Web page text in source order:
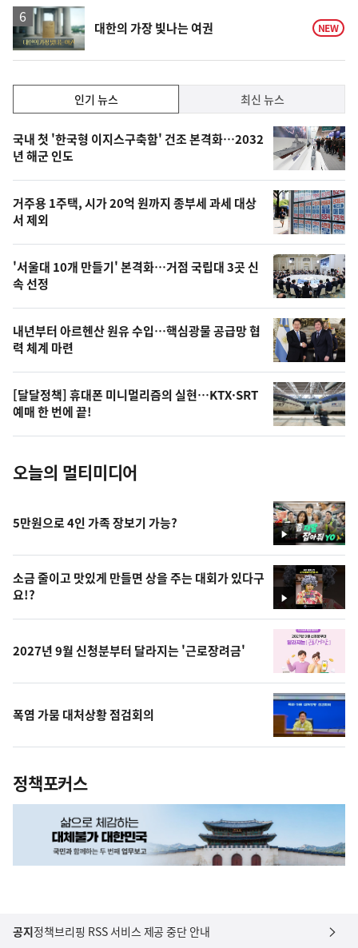
영
상
대한의 가장 빛나는 여권 NEW
인
기,
최
신,
오
늘
의
영
상
오
늘
의
사
진
인기 뉴스 최신 뉴스
인
기
뉴
스
국내 첫 '한국형 이지스구축함' 건조 본격화…2032
년 해군 인도
거주용 1주택, 시가 20억 원까지 종부세 과세 대상
서 제외
'서울대 10개 만들기' 본격화…거점 국립대 3곳 신
속 선정
내년부터 아르헨산 원유 수입…핵심광물 공급망 협
력 체계 마련
[달달정책] 휴대폰 미니멀리즘의 실현…KTX·SRT
예매 한 번에 끝!
오늘의 멀티미디어
영
상
5만원으로 4인 가족 장보기 가능?
영
상
소금 줄이고 맛있게 만들면 상을 주는 대회가 있다구
요!?
2027년 9월 신청분부터 달라지는 '근로장려금'
폭염 가뭄 대처상황 점검회의
정책포커스
공지정책브리핑 RSS 서비스 제공 중단 안내